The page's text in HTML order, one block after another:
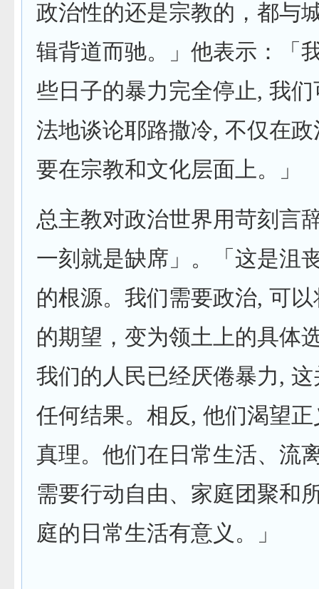
政治性的还是宗教的，都与
辑背道而驰。」他表示：「
些日子的暴力完全停止, 我
法地谈论耶路撒冷, 不仅在
要在宗教和文化层面上。」
总主教对政治世界用苛刻言
一刻就是缺席」。「这是沮
的根源。我们需要政治, 可
的期望，变为领土上的具体
我们的人民已经厌倦暴力,
任何结果。相反, 他们渴望
真理。他们在日常生活、流
需要行动自由、家庭团聚和
庭的日常生活有意义。」